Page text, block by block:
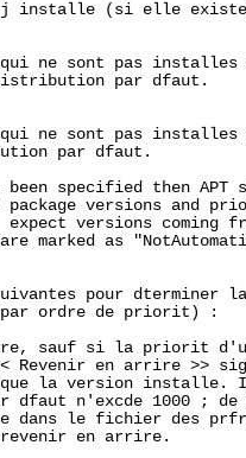
installe (si elle
ne sont pas installes
par dfaut.
ne sont pas installes
par dfaut.
specified then APT
versions and
versions coming
marked as
pour dterminer
ordre de priorit) :
sauf si la priorit
Revenir en arrire >>
la version installe.
dfaut n'excde 1000 ; de
dans le fichier des
en arrire.